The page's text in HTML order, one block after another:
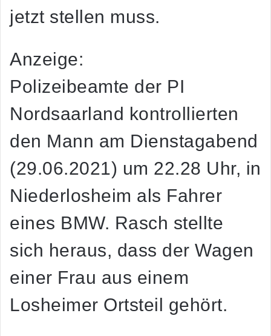
jetzt stellen muss.
Anzeige:
Polizeibeamte der PI
Nordsaarland kontrollierten
den Mann am Dienstagabend
(29.06.2021) um 22.28 Uhr, in
Niederlosheim als Fahrer
eines BMW. Rasch stellte
sich heraus, dass der Wagen
einer Frau aus einem
Losheimer Ortsteil gehört.